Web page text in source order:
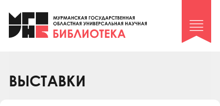
Клуб «Гиря и сельдерей»
Клуб «Семейный архив»
Коллегам
ВЫСТАВКИ